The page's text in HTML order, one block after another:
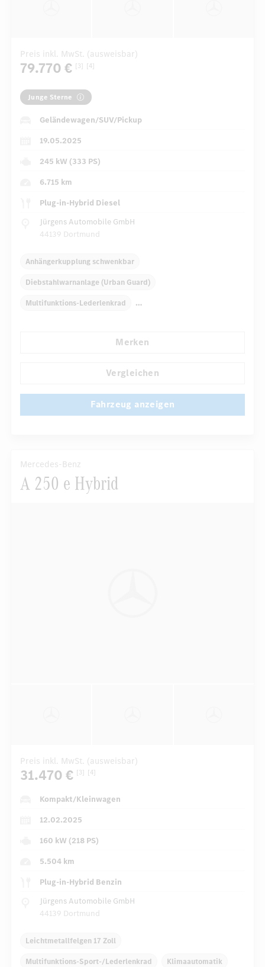
Preis inkl. MwSt. (ausweisbar)
79.770 € [3] [4]
Junge Sterne
Geländewagen/SUV/Pickup
19.05.2025
245 kW (333 PS)
6.715 km
Plug-in-Hybrid Diesel
Jürgens Automobile GmbH
44139 Dortmund
Anhängerkupplung schwenkbar
Diebstahlwarnanlage (Urban Guard)
Multifunktions-Lederlenkrad
Laderaumabdeckung
Merken
Vergleichen
Fahrzeug anzeigen
Mercedes-Benz
A 250 e Hybrid
Preis inkl. MwSt. (ausweisbar)
31.470 € [3] [4]
Kompakt/Kleinwagen
12.02.2025
160 kW (218 PS)
5.504 km
Plug-in-Hybrid Benzin
Jürgens Automobile GmbH
44139 Dortmund
Leichtmetallfelgen 17 Zoll
Multifunktions-Sport-/Lederlenkrad Klimaautomatik